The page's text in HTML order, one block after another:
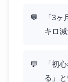
「3
キロ
「初
る」